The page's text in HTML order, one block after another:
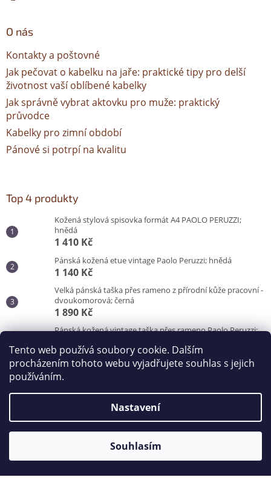
Tento web používá soubory cookie. Dalším
procházením tohoto webu vyjadřujete souhlas s jejich
používáním.
Nastavení
Souhlasím
O nás
Kontakty a poštovné
Jak pečovat o kabelku na jaře: praktické tipy pro delší
životnost vaší oblíbené kabelky
Jak správně vybrat aktovku pro muže: praktický
průvodce
Kabelky pro zimní období
Pánové si potrpí na kvalitu
Top 4 produkty
Kožená stylová spisovka formát A4 PAOLO PERUZZI;
hnědá
1 410 Kč
Pánská kožená etue vintage Paolo Peruzzi; hnědá
1 140 Kč
Velká pánská taška přes rameno z přírodní kůže pracovní -
dvoukomorová; černá
1 890 Kč
Pánská kožená vintage taška přes rameno Paolo Peruzzi;
3 100 Kč
Vytvořil Shoptet
Copyright 2026Kabelky od Hraběnky. Všechna práva
vyhrazena.